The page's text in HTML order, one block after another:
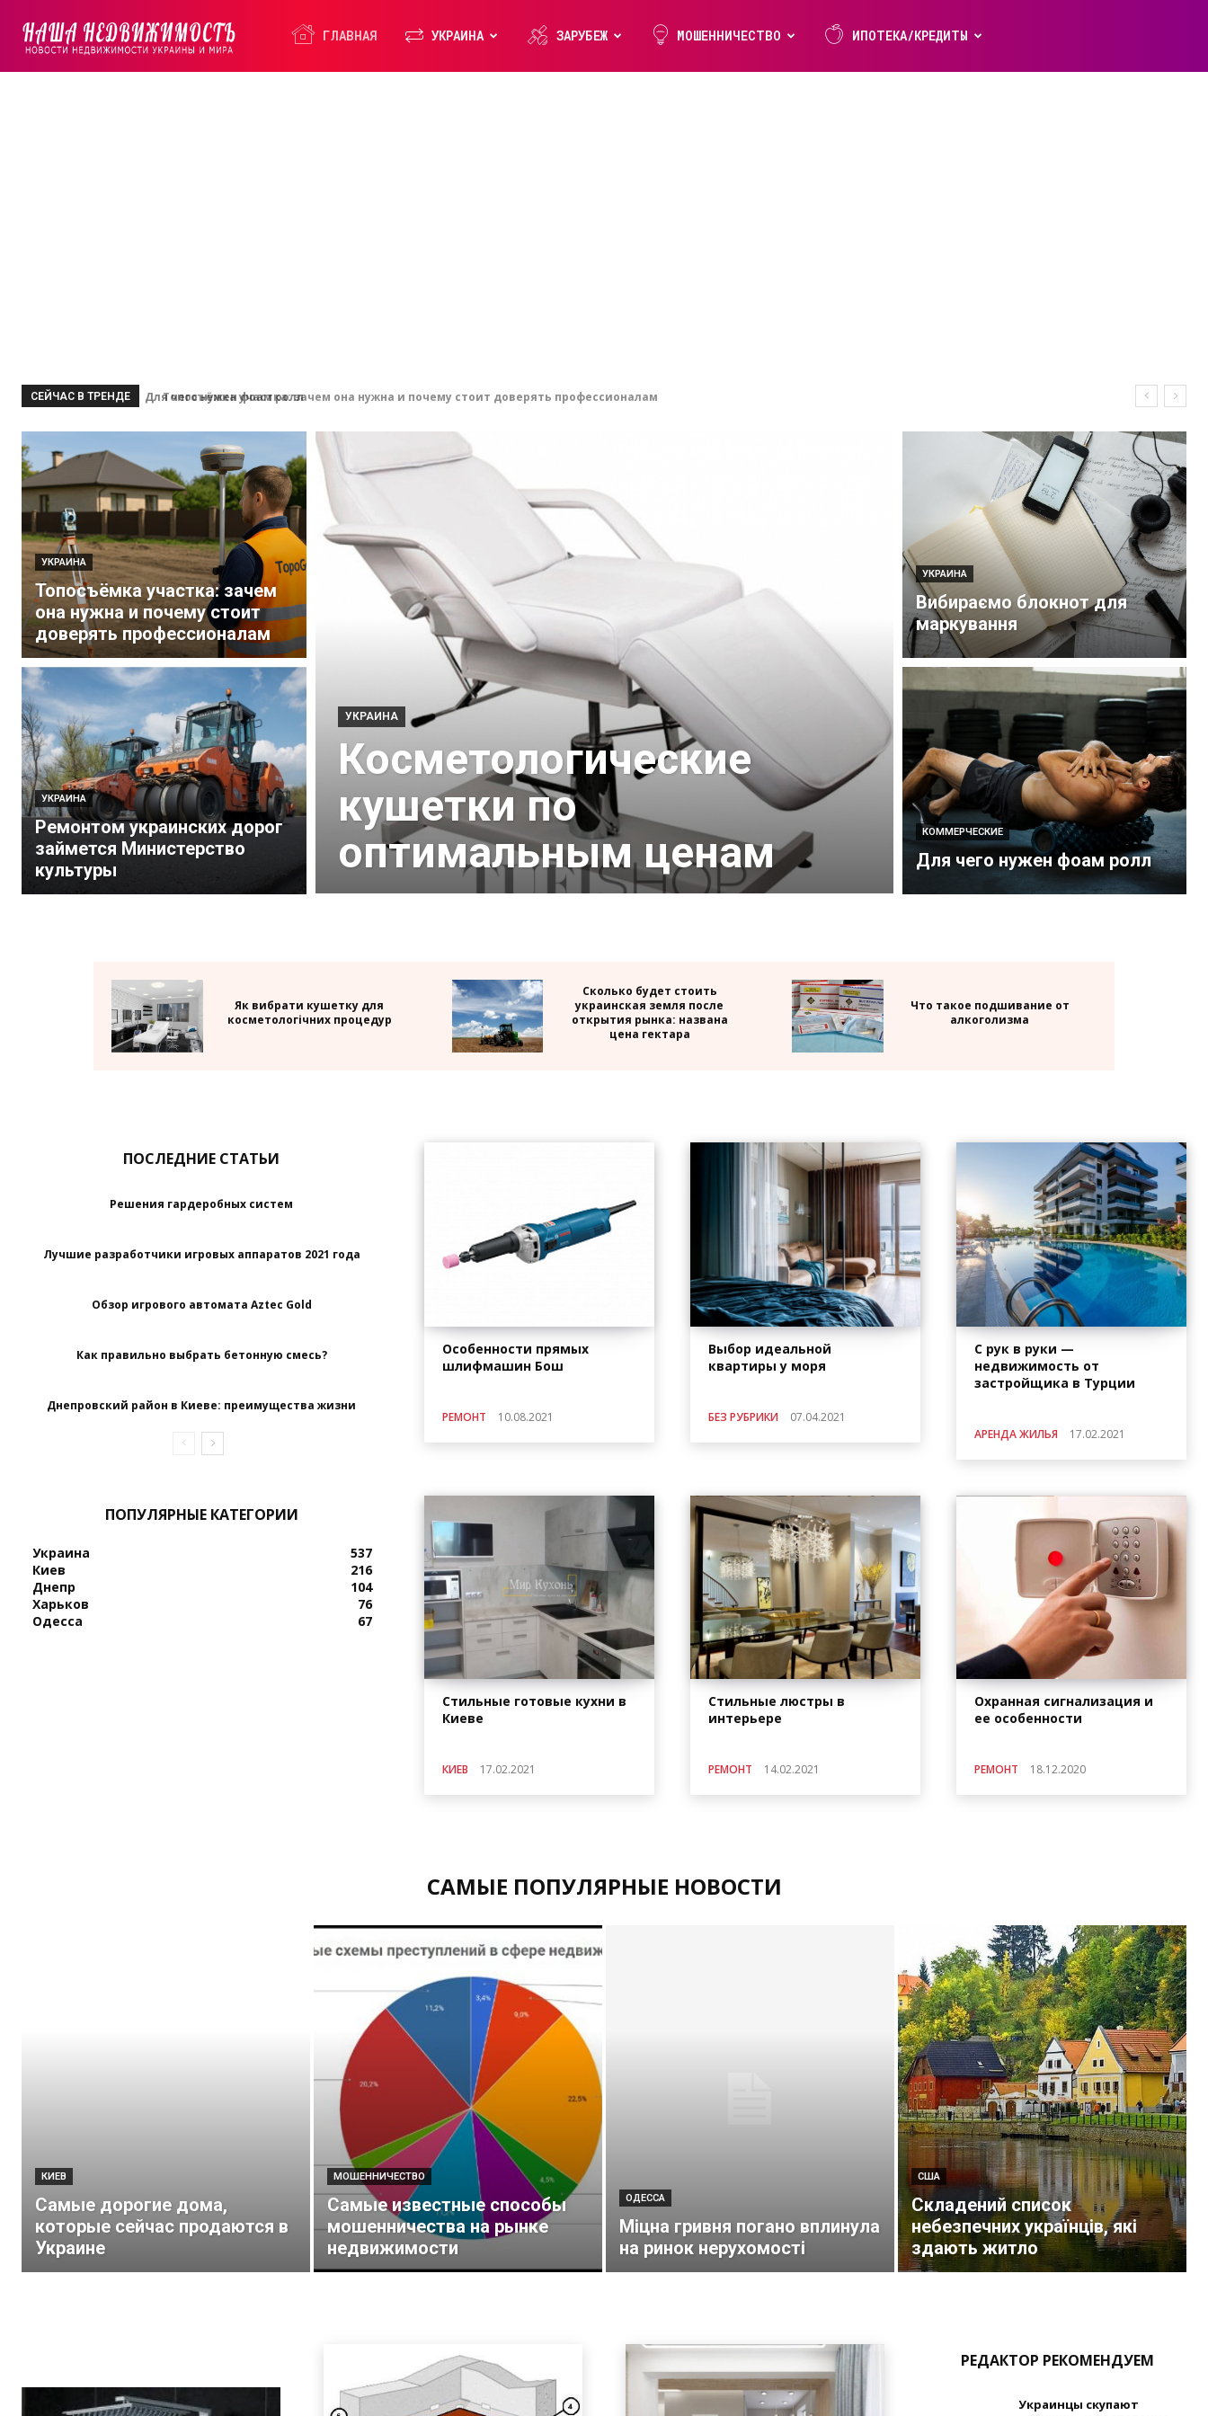
ГЛАВНАЯ УКРАИНА ЗАРУБЕЖ МОШЕННИЧЕСТВО ИПОТЕКА/КРЕДИТЫ
СЕЙЧАС В ТРЕНДЕ Топосъёмка участка: зачем она нужна и почему стоит доверять профессионалам
УКРАИНА
Топосъёмка участка: зачем
она нужна и почему стоит
доверять профессионалам
УКРАИНА
Ремонтом украинских дорог
займется Министерство
культуры
УКРАИНА
Косметологические
кушетки по
оптимальным ценам
УКРАИНА
Вибираємо блокнот для
маркування
КОММЕРЧЕСКИЕ
Для чего нужен фоам ролл
Як вибрати кушетку для
косметологічних процедур
Сколько будет стоить
украинская земля после
открытия рынка: названа
цена гектара
Что такое подшивание от
алкоголизма
ПОСЛЕДНИЕ СТАТЬИ
Решения гардеробных систем
Лучшие разработчики игровых аппаратов 2021 года
Обзор игрового автомата Aztec Gold
Как правильно выбрать бетонную смесь?
Днепровский район в Киеве: преимущества жизни
ПОПУЛЯРНЫЕ КАТЕГОРИИ
Украина
537
Киев
216
Днепр
104
Харьков
76
Одесса
67
Особенности прямых
шлифмашин Бош
РЕМОНТ 10.08.2021
Выбор идеальной
квартиры у моря
БЕЗ РУБРИКИ 07.04.2021
С рук в руки —
недвижимость от
застройщика в Турции
АРЕНДА ЖИЛЬЯ 17.02.2021
Стильные готовые кухни в
Киеве
КИЕВ 17.02.2021
Стильные люстры в
интерьере
РЕМОНТ 14.02.2021
Охранная сигнализация и
ее особенности
РЕМОНТ 18.12.2020
САМЫЕ ПОПУЛЯРНЫЕ НОВОСТИ
КИЕВ
Самые дорогие дома,
которые сейчас продаются в
Украине
МОШЕННИЧЕСТВО
Самые известные способы
мошенничества на рынке
недвижимости
ОДЕССА
Міцна гривня погано вплинула
на ринок нерухомості
США
Складений список
небезпечних українців, які
здають житло
РЕДАКТОР РЕКОМЕНДУЕМ
Украинцы скупают